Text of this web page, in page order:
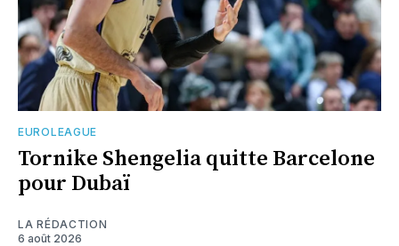
EUROLEAGUE
Tornike Shengelia quitte Barcelone
pour Dubaï
LA RÉDACTION
6 août 2026